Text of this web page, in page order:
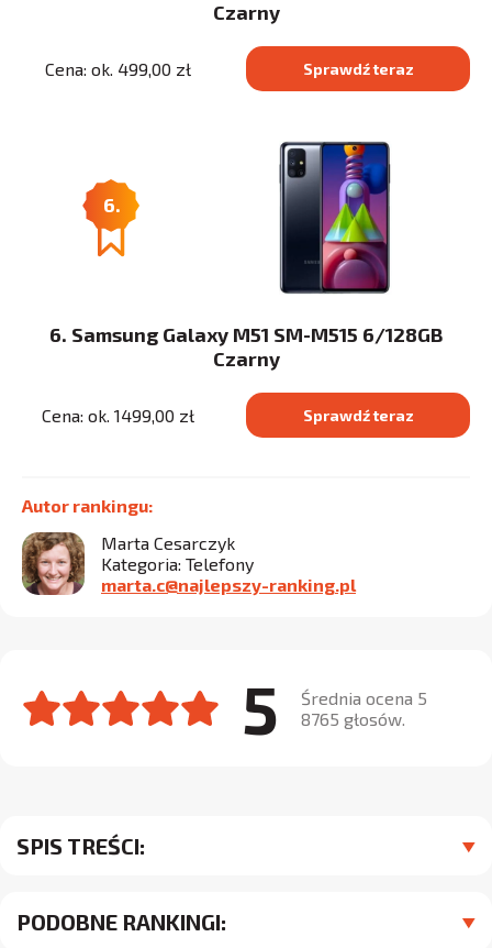
SPIS TREŚCI:
PODOBNE RANKINGI:
Czarny
Cena: ok. 499,00 zł Sprawdź teraz
6.
6. Samsung Galaxy M51 SM-M515 6/128GB
Czarny
Cena: ok. 1499,00 zł Sprawdź teraz
Autor rankingu:
Marta Cesarczyk
Kategoria: Telefony
marta.c@najlepszy-ranking.pl
5
Średnia ocena 5
8765 głosów.